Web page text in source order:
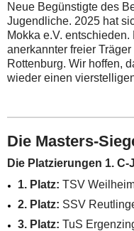
Neue Begünstigte des
Jugendliche. 2025 hat
Mokka e.V.
anerkannter freier
Rottenburg. Wir hoffen,
wieder einen
Die Masters-
Die Platzierungen 1.
1. Platz: TSV
2. Platz: SSV
3. Platz: TuS